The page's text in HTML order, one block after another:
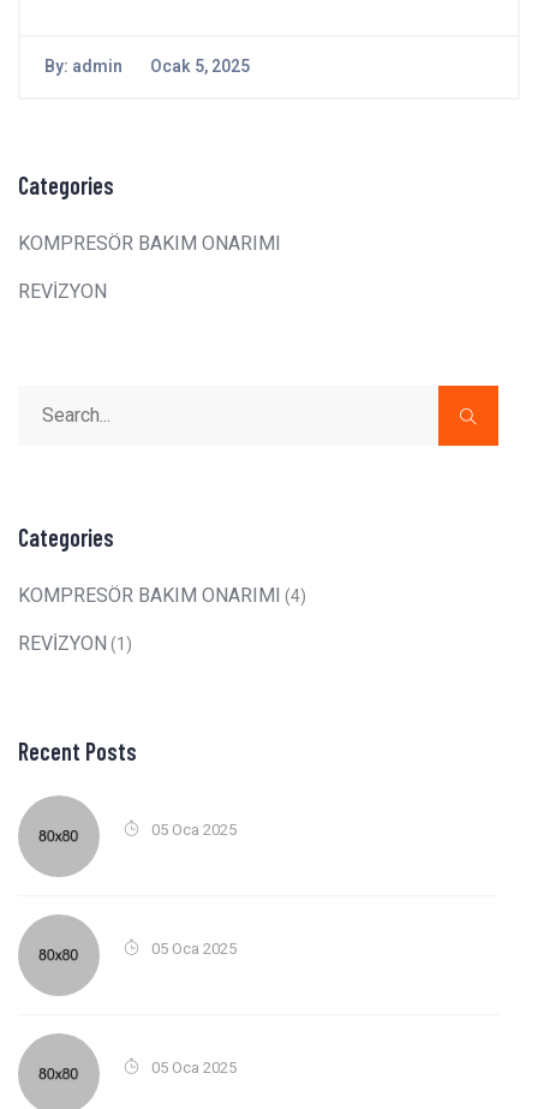
By: admin Ocak 5, 2025
Categories
KOMPRESÖR BAKIM ONARIMI
REVİZYON
Categories
KOMPRESÖR BAKIM ONARIMI (4)
REVİZYON(1)
Recent Posts
05 Oca 2025
05 Oca 2025
05 Oca 2025